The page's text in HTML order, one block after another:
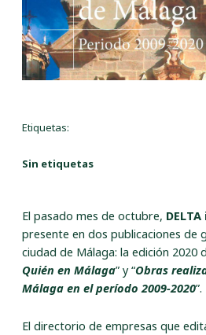
Etiquetas:
Sin etiquetas
El pasado mes de octubre, DELTA
presente en dos publicaciones de
ciudad de Málaga: la edición 2020
Quién en Málaga” y “Obras
Málaga en el período 2009-2020”.
El directorio de empresas que